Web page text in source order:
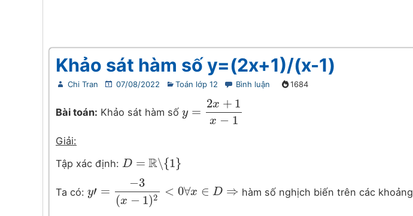
Khảo sát hàm số y=(2x+1)/(x-1)
Chi Tran 07/08/2022 Toán lớp 12 Bình luận 1684
Bài toán: Khảo sát hàm số y =
2x + 1
x − 1
y=2x +1x−1
Giải:
Tập xác định: D = R∖{1}
D= R∖ {1}
Ta có: y′ =
−3
(x − 1)2 < 0∀x ∈ D ⇒
y′=−3 (x−1)2<0∀ x∈ D⇒ hàm số nghịch biến trên các khoảng